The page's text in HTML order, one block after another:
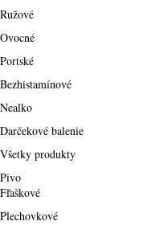
Ružové
Ovocné
Portské
Bezhistamínové
Nealko
Darčekové balenie
Všetky produkty
Pivo
Fľaškové
Plechovkové